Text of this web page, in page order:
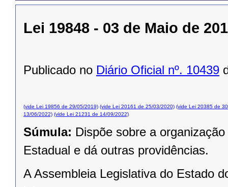
Lei 19848 - 03 de Maio de
Publicado no Diário Oficial nº. 10439
(vide Lei 19856 de 29/05/2019) (vide Lei 20161 de 25/03/2020) (vide Lei 20385 de
13/06/2022) (vide Lei 21231 de 14/09/2022)
Súmula: Dispõe sobre a
Estadual e dá outras providências.
A Assembleia Legislativa do Estado